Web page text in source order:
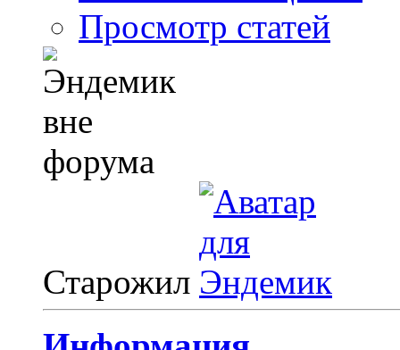
Просмотр статей
Старожил